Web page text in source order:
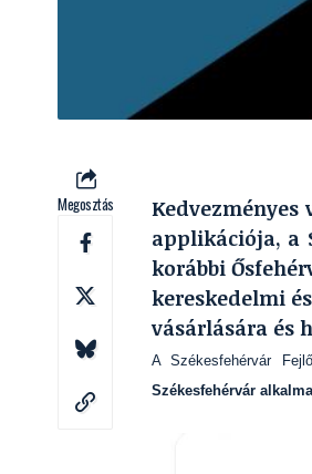
Megosztás
applikációja, a
korábbi
kereskedelmi
vásárlására és
A Székesfehérvár
Székesfehérvár